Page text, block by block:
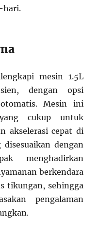
hari.
mesin 1.5L
dengan opsi
Mesin ini
cukup untuk
akselerasi cepat di
disesuaikan dengan
menghadirkan
berkendara
tikungan, sehingga
pengalaman